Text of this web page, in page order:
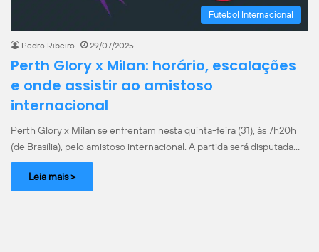
Futebol Internacional
Pedro Ribeiro 29/07/2025
Perth Glory x Milan: horário, escalações
e onde assistir ao amistoso
internacional
Perth Glory x Milan se enfrentam nesta quinta-feira (31), às 7h20h
(de Brasília), pelo amistoso internacional. A partida será disputada…
Leia mais >